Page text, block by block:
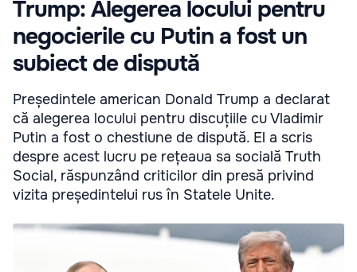
Trump: Alegerea locului pentru
negocierile cu Putin a fost un
subiect de dispută
Președintele american Donald Trump a declarat
că alegerea locului pentru discuțiile cu Vladimir
Putin a fost o chestiune de dispută. El a scris
despre acest lucru pe rețeaua sa socială Truth
Social, răspunzând criticilor din presă privind
vizita președintelui rus în Statele Unite.